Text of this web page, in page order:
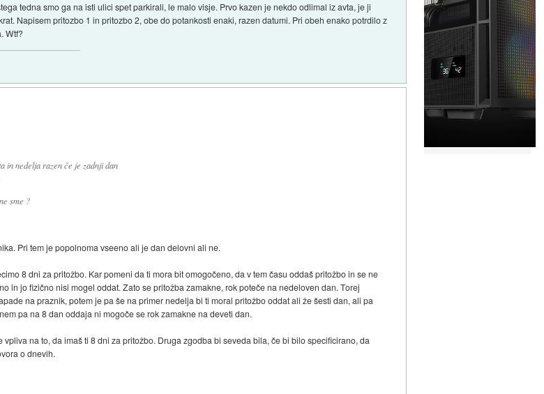
tedna smo ga na isti ulici spet parkirali, le malo visje. Prvo kazen je nekdo odlimal iz avta, je ji
Napisem pritozbo 1 in pritozbo 2, obe do potankosti enaki, razen datumi. Pri obeh enako potrdilo z
Wtf?
in nedelja razen če je zadnji dan
sme ?
Pri tem je popolnoma vseeno ali je dan delovni ali ne.
8 dni za pritožbo. Kar pomeni da ti mora bit omogočeno, da v tem času oddaš pritožbo in se ne
in jo fizično nisi mogel oddat. Zato se pritožba zamakne, rok poteče na nedeloven dan. Torej
na praznik, potem je pa še na primer nedelja bi ti moral pritožbo oddat ali že šesti dan, ali pa
pa na 8 dan oddaja ni mogoče se rok zamakne na deveti dan.
na to, da imaš ti 8 dni za pritožbo. Druga zgodba bi seveda bila, če bi bilo specificirano, da
o dnevih.